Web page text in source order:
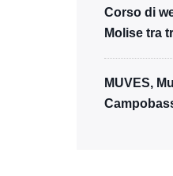
Corso di
Molise tra
MUVES,